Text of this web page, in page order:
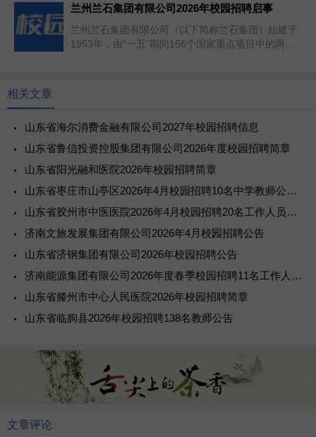
下一篇
兰州兰石集团有限公司2026年校园招聘启事
兰州兰石集团有限公司（以下简称兰石集团）始建于
1953年，由“一五”期间156个国家重点项目中的两项
相关文章
山东省海尔消费金融有限公司2027年校园招聘信息
山东省鲁信投资控股集团有限公司2026年度校园招聘简章
山东省阳光融和医院2026年校园招聘简章
山东省枣庄市山亭区2026年4月校园招聘10名中学教师公告（曲阜师范大学站）
山东省胶州市中医医院2026年4月校园招聘20名工作人员公告
济南文旅发展集团有限公司2026年4月校园招聘公告
山东省济钢集团有限公司2026年校园招聘公告
济南能源集团有限公司2026年度春季校园招聘11名工作人员简章
山东省滕州市中心人民医院2026年校园招聘简章
山东省临朐县2026年校园招聘138名教师公告
文章评论